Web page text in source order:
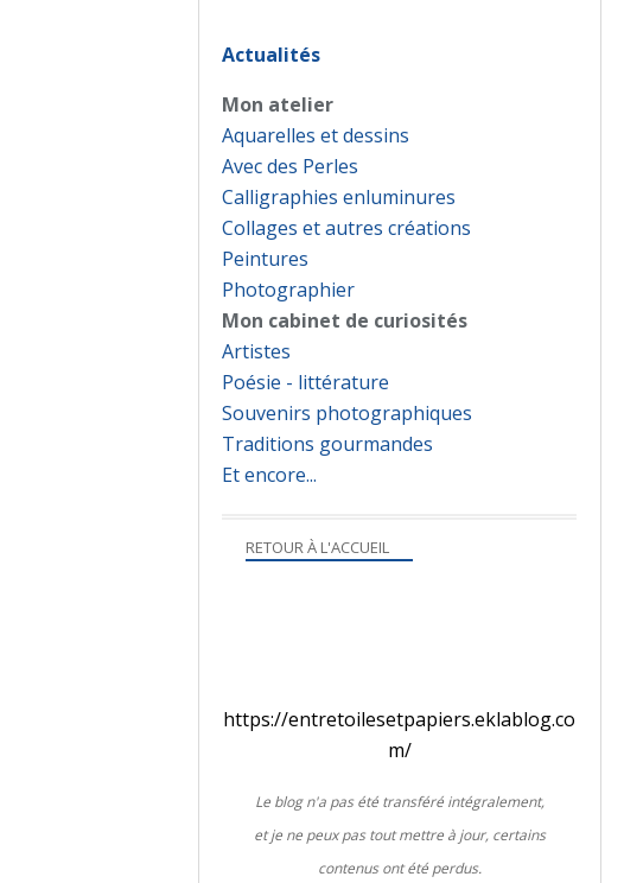
RETOUR À L'ACCUEIL
https://entretoilesetpapiers.eklablog.co
m/
Le blog n'a pas été transféré intégralement,
et je ne peux pas tout mettre à jour, certains
contenus ont été perdus.
Actualités
Mon atelier
Aquarelles et dessins
Avec des Perles
Calligraphies enluminures
Collages et autres créations
Peintures
Photographier
Mon cabinet de curiosités
Artistes
Poésie - littérature
Souvenirs photographiques
Traditions gourmandes
Et encore...